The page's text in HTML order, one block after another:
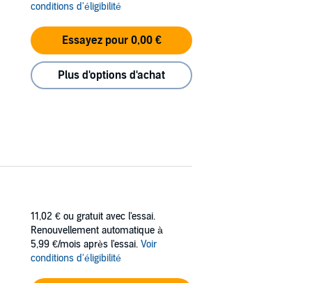
conditions d'éligibilité
Essayez pour 0,00 €
Plus d'options d'achat
11,02 € ou gratuit avec l'essai.
Renouvellement automatique à
5,99 €/mois après l'essai. Voir
conditions d'éligibilité